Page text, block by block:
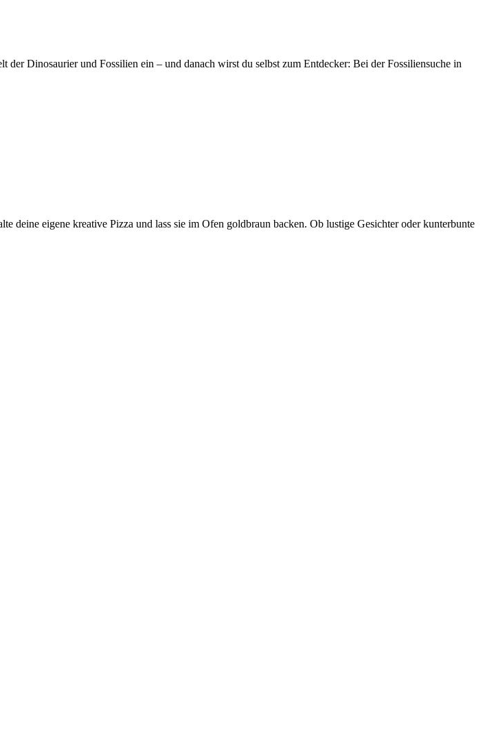
Dinosaurier und Fossilien ein – und danach wirst du selbst zum Entdecker: Bei der Fossiliensuche in
deine eigene kreative Pizza und lass sie im Ofen goldbraun backen. Ob lustige Gesichter oder kunterbunte